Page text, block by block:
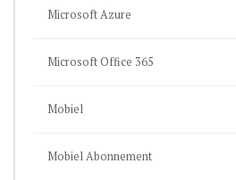
Microsoft Azure
Microsoft Office 365
Mobiel
Mobiel Abonnement